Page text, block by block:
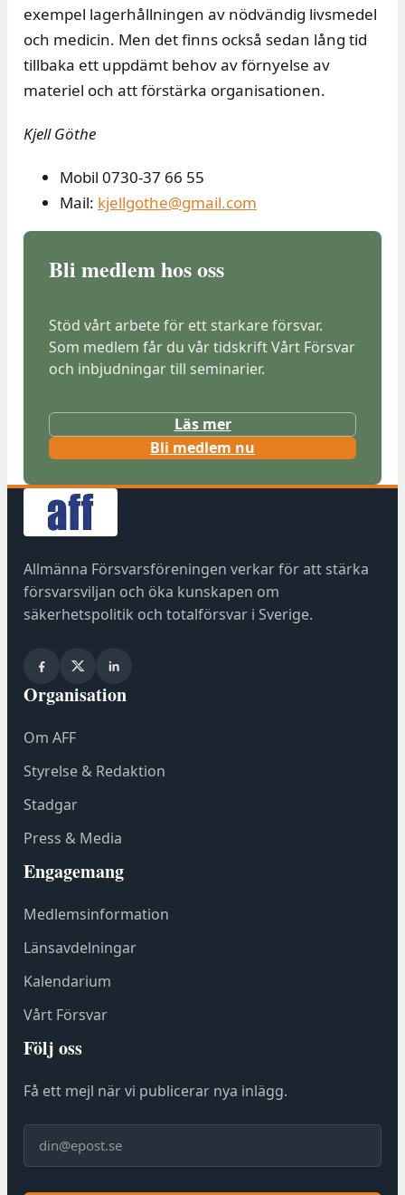
exempel lagerhållningen av nödvändig livsmedel
och medicin. Men det finns också sedan lång tid
tillbaka ett uppdämt behov av förnyelse av
materiel och att förstärka organisationen.
Kjell Göthe
Mobil 0730-37 66 55
Mail: kjellgothe@gmail.com
Bli medlem hos oss
Stöd vårt arbete för ett starkare försvar.
Som medlem får du vår tidskrift Vårt Försvar
och inbjudningar till seminarier.
Läs mer
Bli medlem nu
p
a
n
g
s
u
Allmänna Försvarsföreningen verkar för att stärka
försvarsviljan och öka kunskapen om
säkerhetspolitik och totalförsvar i Sverige.
Organisation
Om AFF
Styrelse & Redaktion
Stadgar
Press & Media
Engagemang
Medlemsinformation
Länsavdelningar
Kalendarium
Vårt Försvar
Följ oss
Få ett mejl när vi publicerar nya inlägg.
E-post